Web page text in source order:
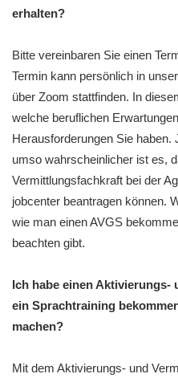
erhalten?
Bitte vereinbaren Sie einen
Termin kann persönlich in
über Zoom stattfinden. In
welche beruflichen
Herausforderungen Sie
umso wahrscheinlicher ist es,
Vermittlungsfachkraft bei der
jobcenter beantragen können.
wie man einen AVGS
beachten gibt.
Ich habe einen
ein Sprachtraining
machen?
Mit dem Aktivierungs- und